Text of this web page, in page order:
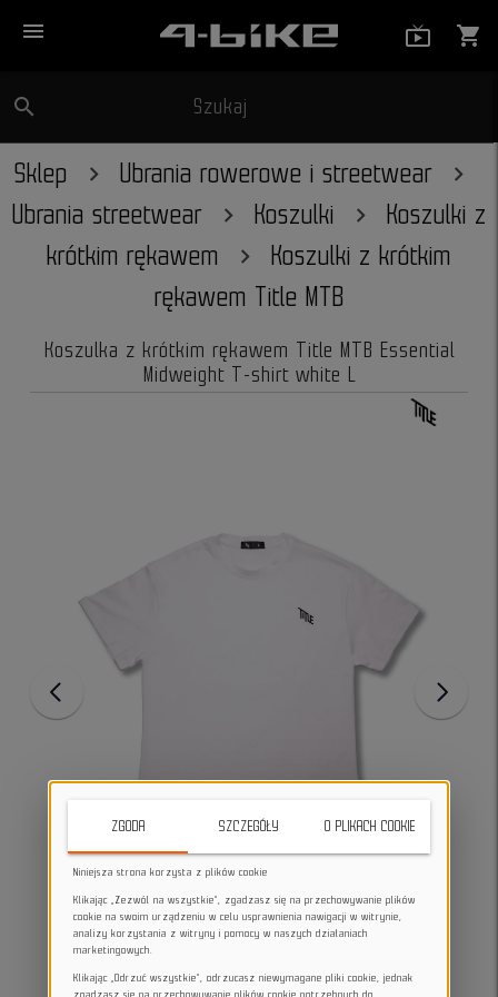
menu shopping_cart
search Szukaj
Sklep
Ubrania rowerowe i streetwear
Ubrania streetwear
Koszulki
Koszulki z
krótkim rękawem
Koszulki z krótkim
rękawem Title MTB
Koszulka z krótkim rękawem Title MTB Essential
Midweight T-shirt white L
ZGODA SZCZEGÓŁY O PLIKACH COOKIE
Niniejsza strona korzysta z plików cookie
Klikając „Zezwól na wszystkie”, zgadzasz się na przechowywanie plików
cookie na swoim urządzeniu w celu usprawnienia nawigacji w witrynie,
analizy korzystania z witryny i pomocy w naszych działaniach
marketingowych.
Klikając „Odrzuć wszystkie”, odrzucasz niewymagane pliki cookie, jednak